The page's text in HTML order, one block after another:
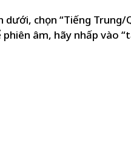
dưới, chọn “Tiếng Trung/
âm, hãy nhấp vào